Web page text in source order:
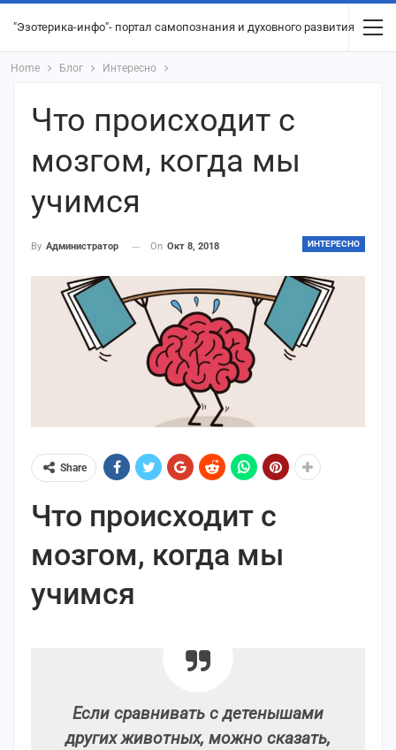
"Эзотерика-инфо"- портал самопознания и духовного развития
Home Блог Интересно
Что происходит с
мозгом, когда мы
учимся
ИНТЕРЕСНО
By Администратор On Окт 8, 2018
Share
Что происходит с
мозгом, когда мы
учимся
Если сравнивать с детенышами
других животных, можно сказать,